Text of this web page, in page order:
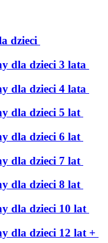
dzieci
dla dzieci 3 lata
dla dzieci 4 lata
dla dzieci 5 lat
dla dzieci 6 lat
dla dzieci 7 lat
dla dzieci 8 lat
dla dzieci 10 lat
dla dzieci 12 lat +